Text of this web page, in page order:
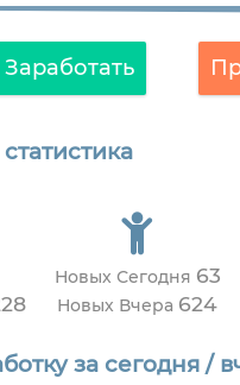
Заработать
Новых Сегодня 63
Новых Вчера 624
за сегодня /